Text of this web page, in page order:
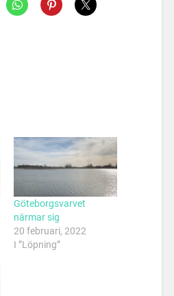
Göteborgsvarvet
närmar sig
20 februari, 2022
I ”Löpning”